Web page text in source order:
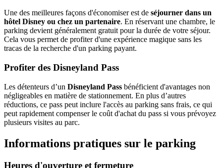
Une des meilleures façons d'économiser est de séjourner dans un
hôtel Disney ou chez un partenaire. En réservant une chambre, le
parking devient généralement gratuit pour la durée de votre séjour.
Cela vous permet de profiter d'une expérience magique sans les
tracas de la recherche d'un parking payant.
Profiter des Disneyland Pass
Les détenteurs d’un Disneyland Pass bénéficient d'avantages non
négligeables en matière de stationnement. En plus d’autres
réductions, ce pass peut inclure l'accès au parking sans frais, ce qui
peut rapidement compenser le coût d'achat du pass si vous prévoyez
plusieurs visites au parc.
Informations pratiques sur le parking
Heures d'ouverture et fermeture